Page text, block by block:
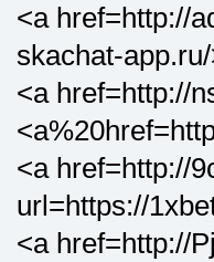
<a href=http://
skachat-
<a href=http://
<a href=http://
url=https://
<a href=http://